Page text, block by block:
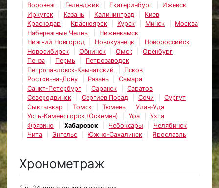
Воронеж
Геленджик Екатеринбург
Ижевск
Иркутск
Казань Калининград
Киев
Краснодар
Красноярск Курск Минск
Москва
Набережные Челны
Нижнекамск
Нижний Новгород
Новокузнецк
Новороссийск
Новосибирск
Обнинск Омск
Оренбург
Пенза
Пермь
Петрозаводск
Петропавловск-Камчатский
Псков
Ростов-на-Дону
Рязань
Самара
Санкт-Петербург
Саранск
Саратов
Северодвинск
Сергиев Посад Сочи
Сургут
Сыктывкар
Томск Тюмень
Улан-Удэ
Усть-Каменогорск (Оскемен)
Уфа
Ухта
Фрязино
Хабаровск Чебоксары
Челябинск
Чита
Энгельс Южно-Сахалинск Ярославль
Хронометраж